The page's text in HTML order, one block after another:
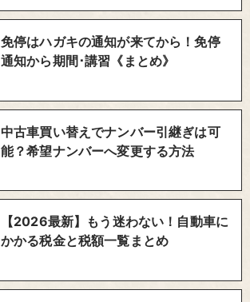
免停はハガキの通知が来てから！免停
通知から期間･講習《まとめ》
中古車買い替えでナンバー引継ぎは可
能？希望ナンバーへ変更する方法
【2026最新】もう迷わない！自動車に
かかる税金と税額一覧まとめ